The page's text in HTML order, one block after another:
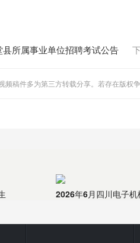
所属事业单位招聘考试公告
2026年6月四川电子